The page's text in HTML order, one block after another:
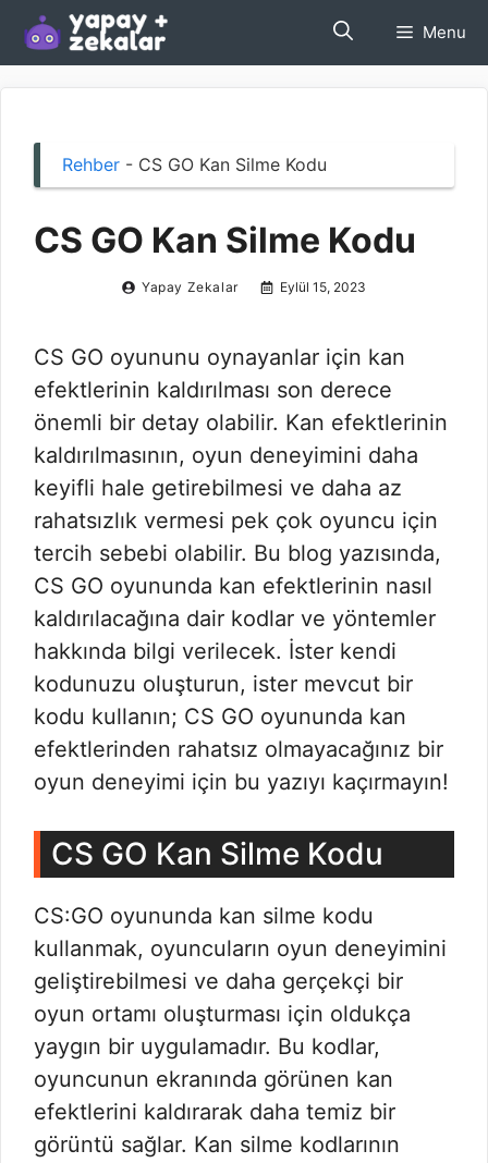
İçeriğe
atla
Menu
Rehber - CS GO Kan Silme Kodu
CS GO Kan Silme Kodu
Yapay Zekalar Eylül 15, 2023
CS GO oyununu oynayanlar için kan
efektlerinin kaldırılması son derece
önemli bir detay olabilir. Kan efektlerinin
kaldırılmasının, oyun deneyimini daha
keyifli hale getirebilmesi ve daha az
rahatsızlık vermesi pek çok oyuncu için
tercih sebebi olabilir. Bu blog yazısında,
CS GO oyununda kan efektlerinin nasıl
kaldırılacağına dair kodlar ve yöntemler
hakkında bilgi verilecek. İster kendi
kodunuzu oluşturun, ister mevcut bir
kodu kullanın; CS GO oyununda kan
efektlerinden rahatsız olmayacağınız bir
oyun deneyimi için bu yazıyı kaçırmayın!
CS GO Kan Silme Kodu
CS:GO oyununda kan silme kodu
kullanmak, oyuncuların oyun deneyimini
geliştirebilmesi ve daha gerçekçi bir
oyun ortamı oluşturması için oldukça
yaygın bir uygulamadır. Bu kodlar,
oyuncunun ekranında görünen kan
efektlerini kaldırarak daha temiz bir
görüntü sağlar. Kan silme kodlarının